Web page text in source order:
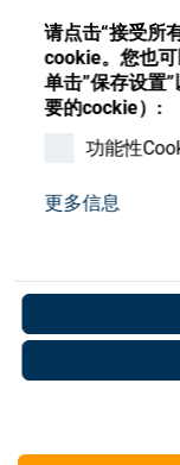
请点击“接受所
cookie。您也
单击”保存设置
要的cockie）:
功能性
更多信息
我们是谁
加入我们
Art. No. 50050088
Unit of measure :